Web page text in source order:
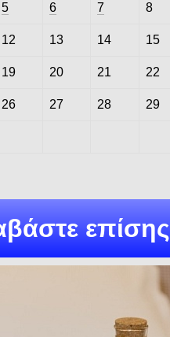
5 6 7 8
12 13 14 15
19 20 21 22
26 27 28 29
επίσης